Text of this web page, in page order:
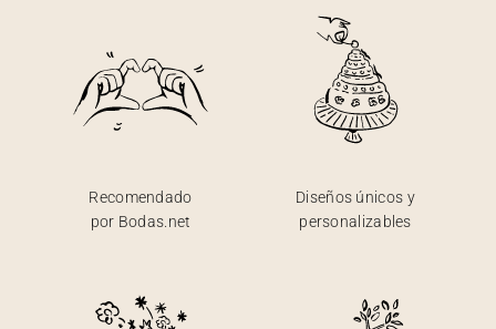
Recomendado
por Bodas.net
Diseños únicos y
personalizables